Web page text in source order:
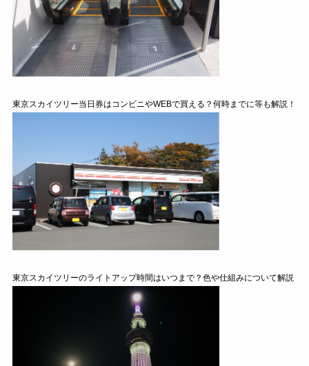
東京スカイツリー当日券はコンビニやWEBで買える？何時までに等も解説！
東京スカイツリーのライトアップ時間はいつまで？色や仕組みについて解説